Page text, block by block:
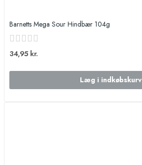
Barnetts Mega Sour Hindbær 104g
34,95 kr.
Læg i indkøbskurv